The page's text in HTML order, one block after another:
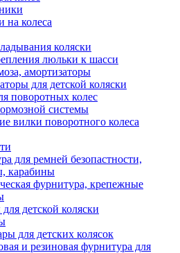
на колеса
коляски
люльки к шасси
амортизаторы
для детской коляски
поворотных колес
системы
вилки поворотного колеса
для ремней безопастности,
карабины
фурнитура, крепежные
детской коляски
для детских колясок
и резиновая фурнитура для